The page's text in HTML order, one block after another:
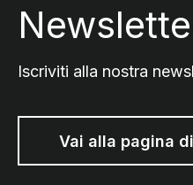
Iscriviti alla nostra
Vai alla pagina